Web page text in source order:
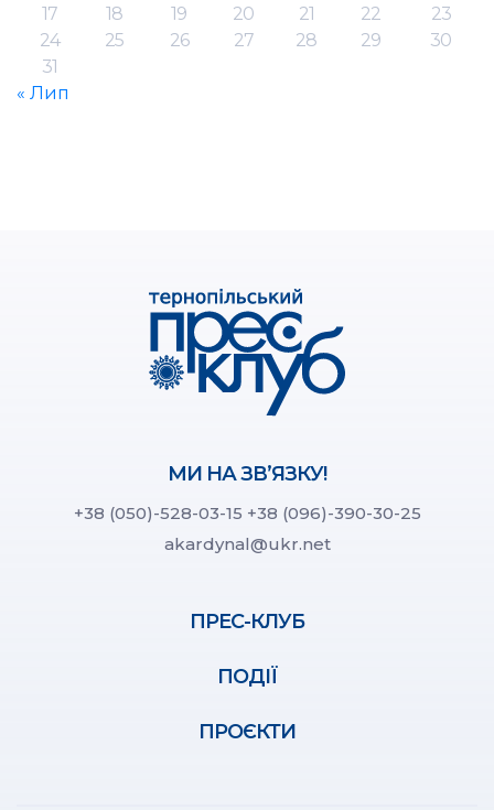
17
18 19 20 21 22
23
24
25 26 27 28 29
30
31
« Лип
МИ НА ЗВ’ЯЗКУ!
+38 (050)-528-03-15 +38 (096)-390-30-25
akardynal@ukr.net
ПРЕС-КЛУБ
ПОДІЇ
ПРОЄКТИ